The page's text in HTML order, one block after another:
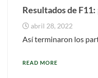
Resultados de
abril 28, 2022
Así terminaron los
READ MORE